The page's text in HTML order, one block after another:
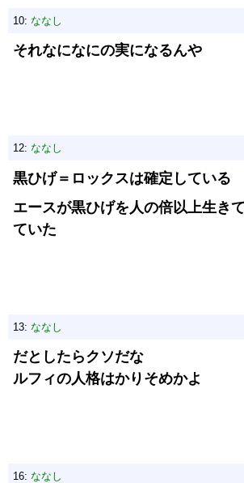
10: ななし
それなになにの実になるんや
12: ななし
黒ひげ＝ロックスは確定している
エースが黒ひげを人の倍以上生き
ていた
13: ななし
だとしたらクソだな
ルフィの人格はかりそめかよ
16: ななし